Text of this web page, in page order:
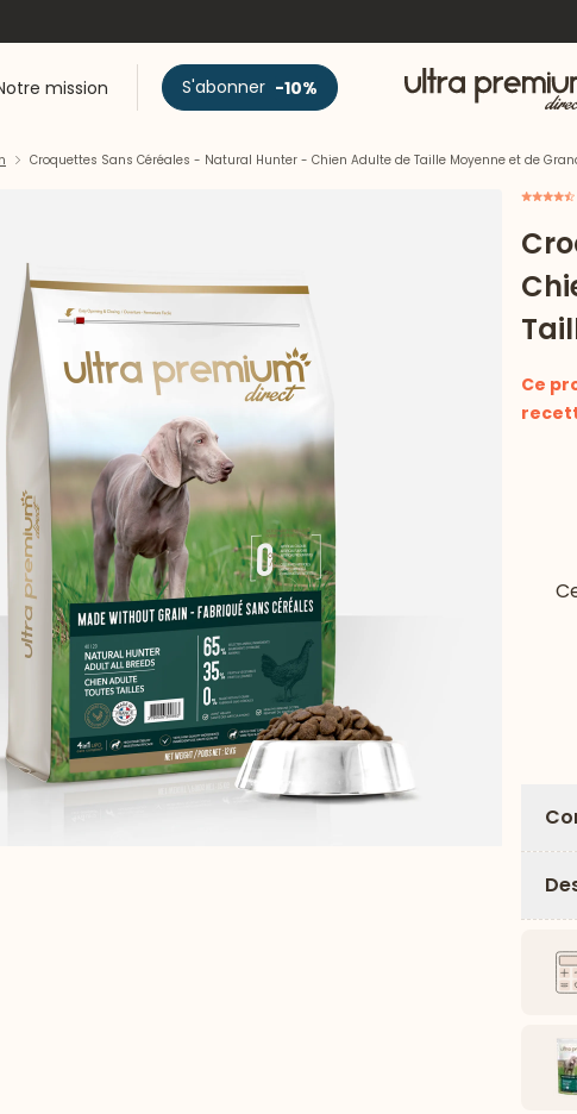
mission S'abonner -10% Accueil
Croquettes Sans Céréales - Natural Hunter - Chien Adulte de Taille Moyenne et de
Ce